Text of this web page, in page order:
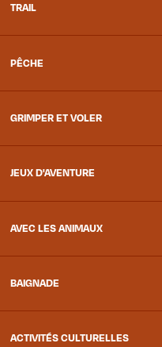
TRAIL
PÊCHE
GRIMPER ET VOLER
JEUX D'AVENTURE
AVEC LES ANIMAUX
BAIGNADE
ACTIVITÉS CULTURELLES
Pancrace